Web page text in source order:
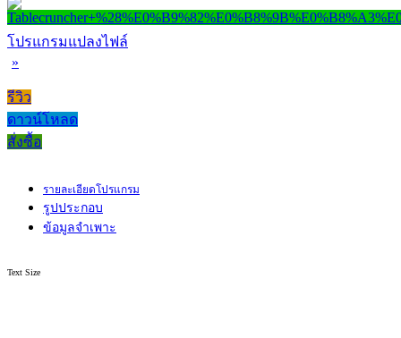
โปรแกรมแปลงไฟล์
»
รีวิว
ดาวน์โหลด
สั่งซื้อ
รายละเอียดโปรแกรม
รูปประกอบ
ข้อมูลจำเพาะ
Text Size